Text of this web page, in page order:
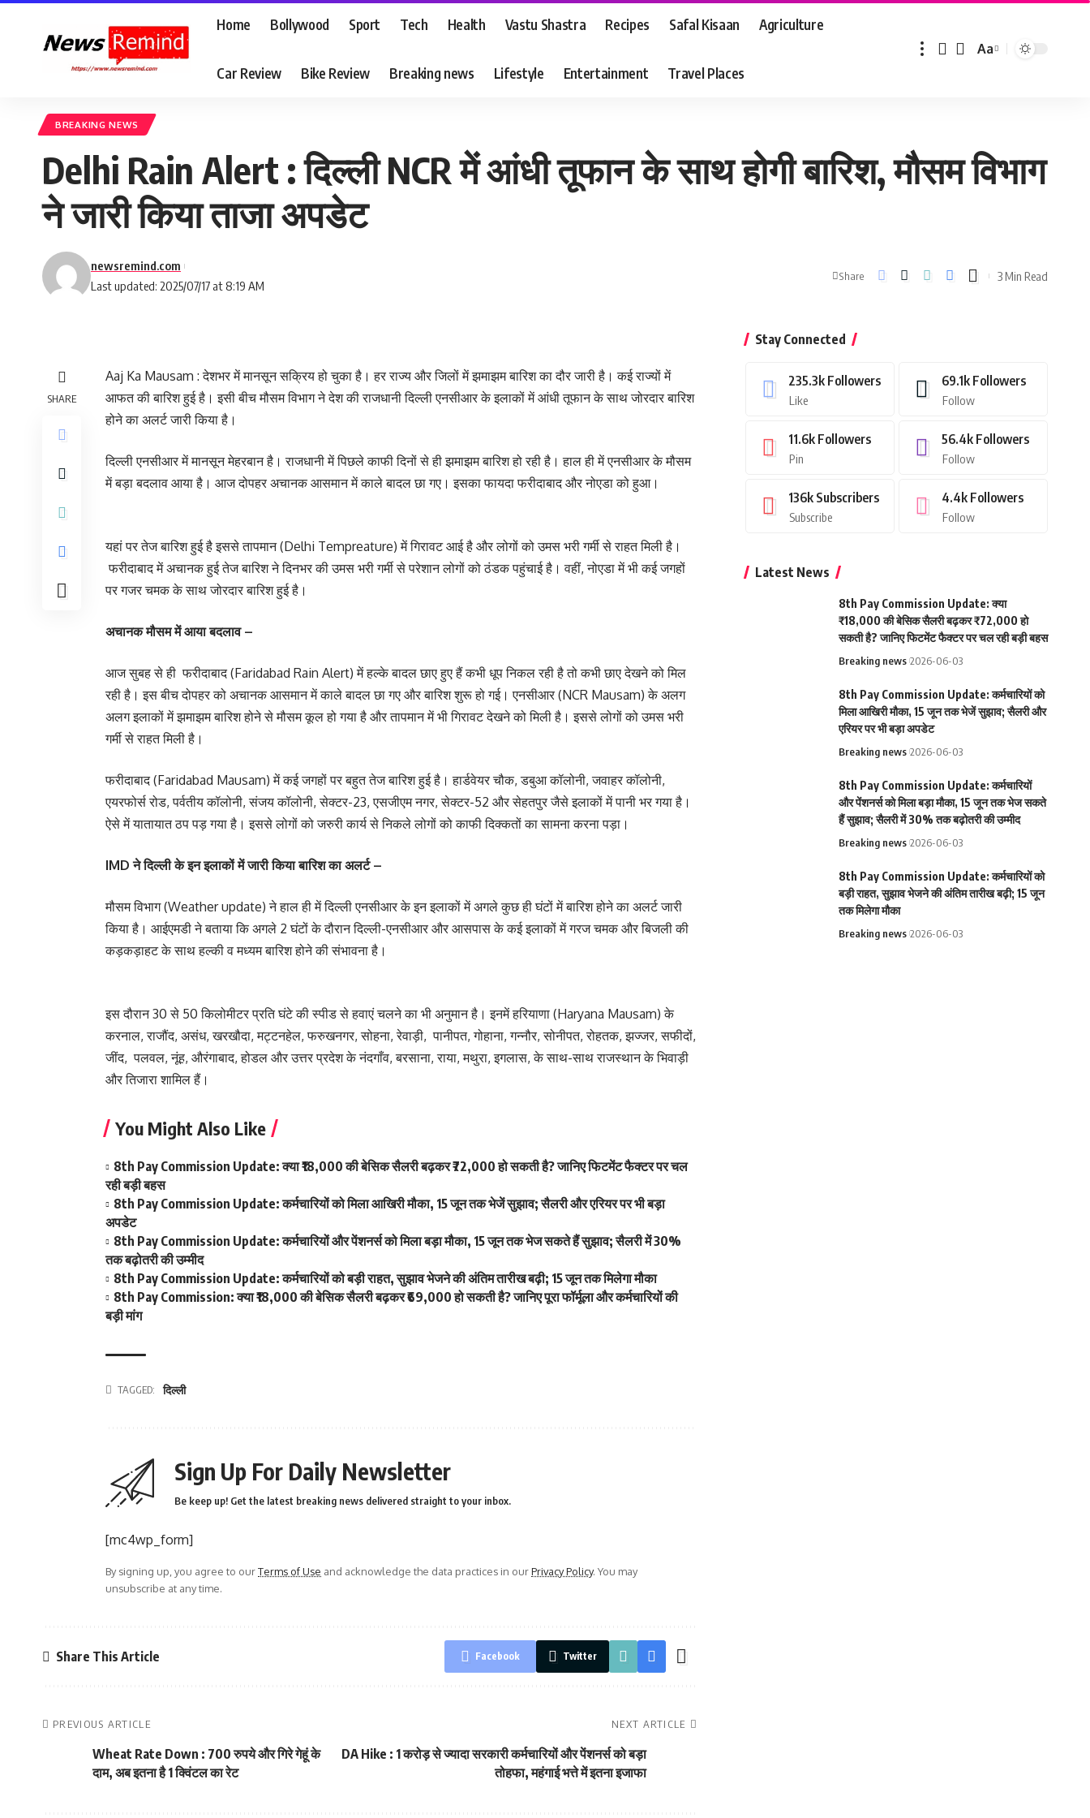
Home Bollywood Sport Tech Health Vastu Shastra Recipes Safal Kisaan Agriculture
Car Review Bike Review Breaking news Lifestyle Entertainment Travel Places
Font
Aa
BREAKING NEWS
Delhi Rain Alert : दिल्ली NCR में आंधी तूफान के साथ होगी बारिश, मौसम विभाग
ने जारी किया ताजा अपडेट
Last updated: 2025/07/17 at 8:19 AM
newsremind.com
Share 3 Min Read
SHARE
Aaj Ka Mausam : देशभर में मानसून सक्रिय हो चुका है। हर राज्य और जिलों में झमाझम बारिश का दौर जारी है। कई राज्यों में
आफत की बारिश हुई है। इसी बीच मौसम विभाग ने देश की राजधानी दिल्ली एनसीआर के इलाकों में आंधी तूफान के साथ जोरदार बारिश
होने का अलर्ट जारी किया है।
दिल्ली एनसीआर में मानसून मेहरबान है। राजधानी में पिछले काफी दिनों से ही झमाझम बारिश हो रही है। हाल ही में एनसीआर के मौसम
में बड़ा बदलाव आया है। आज दोपहर अचानक आसमान में काले बादल छा गए। इसका फायदा फरीदाबाद और नोएडा को हुआ।
यहां पर तेज बारिश हुई है इससे तापमान (Delhi Tempreature) में गिरावट आई है और लोगों को उमस भरी गर्मी से राहत मिली है।
फरीदाबाद में अचानक हुई तेज बारिश ने दिनभर की उमस भरी गर्मी से परेशान लोगों को ठंडक पहुंचाई है। वहीं, नोएडा में भी कई जगहों
पर गजर चमक के साथ जोरदार बारिश हुई है।
अचानक मौसम में आया बदलाव –
आज सुबह से ही फरीदाबाद (Faridabad Rain Alert) में हल्के बादल छाए हुए हैं कभी धूप निकल रही है तो कभी छाए देखने को मिल
रही है। इस बीच दोपहर को अचानक आसमान में काले बादल छा गए और बारिश शुरू हो गई। एनसीआर (NCR Mausam) के अलग
अलग इलाकों में झमाझम बारिश होने से मौसम कूल हो गया है और तापमान में भी गिरावट देखने को मिली है। इससे लोगों को उमस भरी
गर्मी से राहत मिली है।
फरीदाबाद (Faridabad Mausam) में कई जगहों पर बहुत तेज बारिश हुई है। हार्डवेयर चौक, डबुआ कॉलोनी, जवाहर कॉलोनी,
एयरफोर्स रोड, पर्वतीय कॉलोनी, संजय कॉलोनी, सेक्टर-23, एसजीएम नगर, सेक्टर-52 और सेहतपुर जैसे इलाकों में पानी भर गया है।
ऐसे में यातायात ठप पड़ गया है। इससे लोगों को जरुरी कार्य से निकले लोगों को काफी दिक्कतों का सामना करना पड़ा।
IMD ने दिल्ली के इन इलाकों में जारी किया बारिश का अलर्ट –
मौसम विभाग (Weather update) ने हाल ही में दिल्ली एनसीआर के इन इलाकों में अगले कुछ ही घंटों में बारिश होने का अलर्ट जारी
किया है। आईएमडी ने बताया कि अगले 2 घंटों के दौरान दिल्ली-एनसीआर और आसपास के कई इलाकों में गरज चमक और बिजली की
कड़कड़ाहट के साथ हल्की व मध्यम बारिश होने की संभावना है।
इस दौरान 30 से 50 किलोमीटर प्रति घंटे की स्पीड से हवाएं चलने का भी अनुमान है। इनमें हरियाणा (Haryana Mausam) के
करनाल, राजौंद, असंध, खरखौदा, मट्टनहेल, फरुखनगर, सोहना, रेवाड़ी, पानीपत, गोहाना, गन्नौर, सोनीपत, रोहतक, झज्जर, सफीदों,
जींद, पलवल, नूंह, औरंगाबाद, होडल और उत्तर प्रदेश के नंदगाँव, बरसाना, राया, मथुरा, इगलास, के साथ-साथ राजस्थान के भिवाड़ी
और तिजारा शामिल हैं।
You Might Also Like
8th Pay Commission Update: क्या ₹18,000 की बेसिक सैलरी बढ़कर ₹72,000 हो सकती है? जानिए फिटमेंट फैक्टर पर चल
रही बड़ी बहस
8th Pay Commission Update: कर्मचारियों को मिला आखिरी मौका, 15 जून तक भेजें सुझाव; सैलरी और एरियर पर भी बड़ा
अपडेट
8th Pay Commission Update: कर्मचारियों और पेंशनर्स को मिला बड़ा मौका, 15 जून तक भेज सकते हैं सुझाव; सैलरी में 30%
तक बढ़ोतरी की उम्मीद
8th Pay Commission Update: कर्मचारियों को बड़ी राहत, सुझाव भेजने की अंतिम तारीख बढ़ी; 15 जून तक मिलेगा मौका
8th Pay Commission: क्या ₹18,000 की बेसिक सैलरी बढ़कर ₹69,000 हो सकती है? जानिए पूरा फॉर्मूला और कर्मचारियों की
बड़ी मांग
TAGGED: दिल्ली
Sign Up For Daily Newsletter
Be keep up! Get the latest breaking news delivered straight to your inbox.
[mc4wp_form]
By signing up, you agree to ourTerms of Use and acknowledge the data practices in ourPrivacy Policy. You may
unsubscribe at any time.
Share This Article Facebook Twitter
PREVIOUS ARTICLE
Wheat Rate Down : 700 रुपये और गिरे गेहूं के
दाम, अब इतना है 1 क्विंटल का रेट
NEXT ARTICLE
DA Hike : 1 करोड़ से ज्यादा सरकारी कर्मचारियों और पेंशनर्स को बड़ा
तोहफा, महंगाई भत्ते में इतना इजाफा
Stay Connected
235.3k Followers
Like
69.1k Followers
Follow
11.6k Followers
Pin
56.4k Followers
Follow
136k Subscribers
Subscribe
4.4k Followers
Follow
Latest News
8th Pay Commission Update: क्या
₹18,000 की बेसिक सैलरी बढ़कर ₹72,000 हो
सकती है? जानिए फिटमेंट फैक्टर पर चल रही बड़ी बहस
Breaking news 2026-06-03
8th Pay Commission Update: कर्मचारियों को
मिला आखिरी मौका, 15 जून तक भेजें सुझाव; सैलरी और
एरियर पर भी बड़ा अपडेट
Breaking news 2026-06-03
8th Pay Commission Update: कर्मचारियों
और पेंशनर्स को मिला बड़ा मौका, 15 जून तक भेज सकते
हैं सुझाव; सैलरी में 30% तक बढ़ोतरी की उम्मीद
Breaking news 2026-06-03
8th Pay Commission Update: कर्मचारियों को
बड़ी राहत, सुझाव भेजने की अंतिम तारीख बढ़ी; 15 जून
तक मिलेगा मौका
Breaking news 2026-06-03